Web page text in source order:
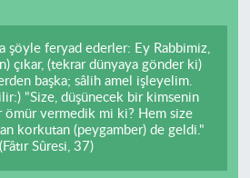
şöyle feryad ederler: Ey Rabbimiz,
çıkar, (tekrar dünyaya gönder ki)
başka; sâlih amel işleyelim.
"Size, düşünecek bir kimsenin
ömür vermedik mi ki? Hem size
korkutan (peygamber) de geldi."
(Fâtır Sûresi, 37)